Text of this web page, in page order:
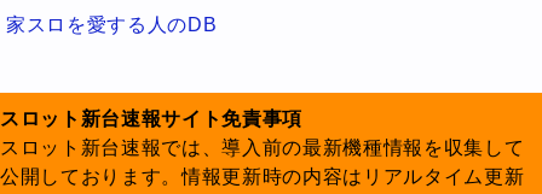
家スロを愛する人のDB
スロット新台速報サイト免責事項
スロット新台速報では、導入前の最新機種情報を収集して
公開しております。情報更新時の内容はリアルタイム更新